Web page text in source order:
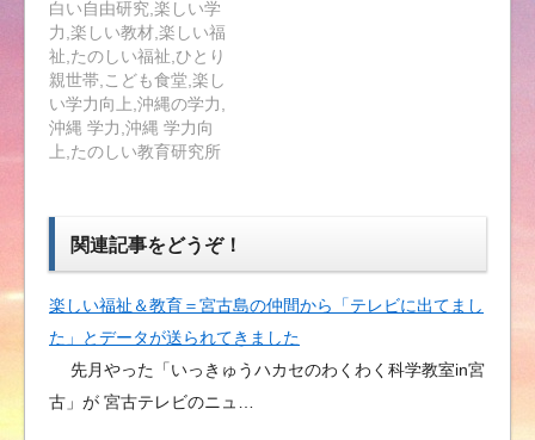
白い自由研究,楽しい学
力,楽しい教材,楽しい福
祉,たのしい福祉,ひとり
親世帯,こども食堂,楽し
い学力向上,沖縄の学力,
沖縄 学力,沖縄 学力向
上,たのしい教育研究所
関連記事をどうぞ！
楽しい福祉＆教育＝宮古島の仲間から「テレビに出てまし
た」とデータが送られてきました
先月やった「いっきゅうハカセのわくわく科学教室in宮
古」が 宮古テレビのニュ…